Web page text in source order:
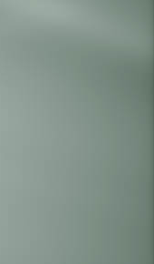
/home/